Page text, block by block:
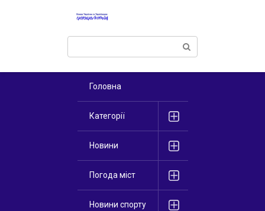
Поиск:
Головна
Категорії
Новини
Погода міст
Новини спорту